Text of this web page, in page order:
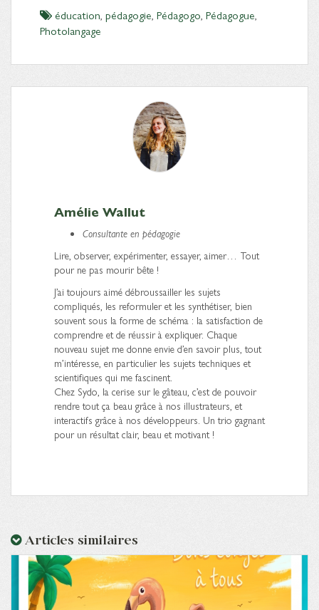
éducation pédagogie Pédagogo Pédagogue
Photolangage
Amélie Wallut
Consultante en pédagogie
Lire, observer, expérimenter, essayer, aimer… Tout
pour ne pas mourir bête !
J’ai toujours aimé débroussailler les sujets
compliqués, les reformuler et les synthétiser, bien
souvent sous la forme de schéma : la satisfaction de
comprendre et de réussir à expliquer. Chaque
nouveau sujet me donne envie d’en savoir plus, tout
m’intéresse, en particulier les sujets techniques et
scientifiques qui me fascinent.
Chez Sydo, la cerise sur le gâteau, c’est de pouvoir
rendre tout ça beau grâce à nos illustrateurs, et
interactifs grâce à nos développeurs. Un trio gagnant
pour un résultat clair, beau et motivant !
Articles similaires